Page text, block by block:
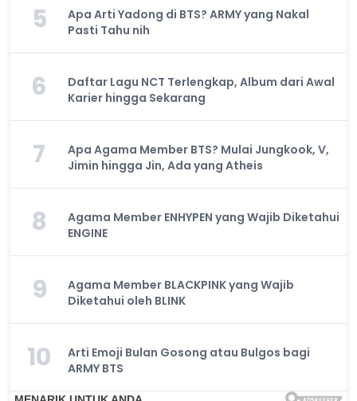
5
Apa Arti Yadong di BTS? ARMY yang Nakal
Pasti Tahu nih
6
Daftar Lagu NCT Terlengkap, Album dari Awal
Karier hingga Sekarang
7
Apa Agama Member BTS? Mulai Jungkook, V,
Jimin hingga Jin, Ada yang Atheis
8
Agama Member ENHYPEN yang Wajib Diketahui
ENGINE
9
Agama Member BLACKPINK yang Wajib
Diketahui oleh BLINK
10
Arti Emoji Bulan Gosong atau Bulgos bagi
ARMY BTS